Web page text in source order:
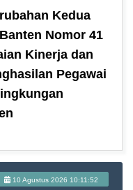
Kedua
Nomor 41
Kinerja dan
Pegawai
10 Agustus 2026 10:11:52